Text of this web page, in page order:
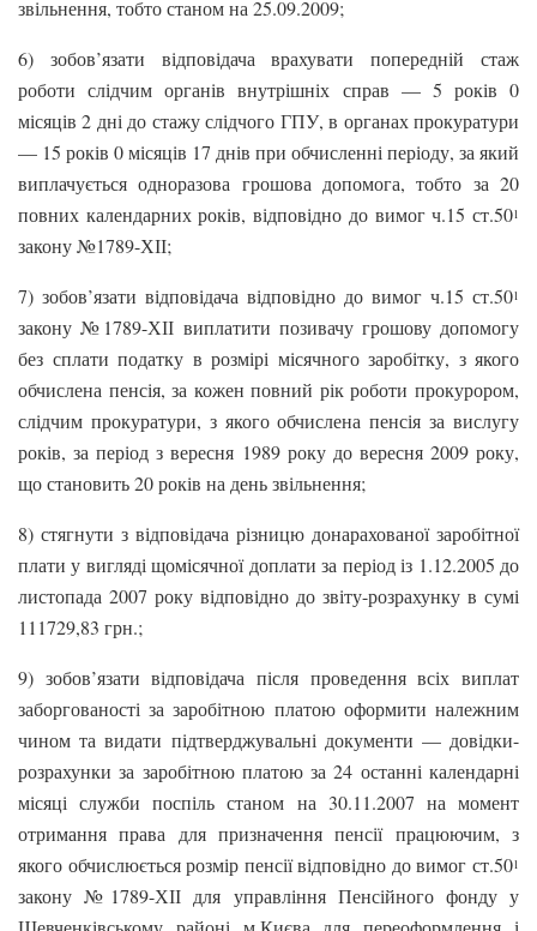
звільнення, тобто станом на 25.09.2009;
6) зобов’язати відповідача врахувати попередній стаж
роботи слідчим органів внутрішніх справ — 5 років 0
місяців 2 дні до стажу слідчого ГПУ, в органах прокуратури
— 15 років 0 місяців 17 днів при обчисленні періоду, за який
виплачується одноразова грошова допомога, тобто за 20
повних календарних років, відповідно до вимог ч.15 ст.501
закону №1789-ХІІ;
7) зобов’язати відповідача відповідно до вимог ч.15 ст.501
закону №1789-ХІІ виплатити позивачу грошову допомогу
без сплати податку в розмірі місячного заробітку, з якого
обчислена пенсія, за кожен повний рік роботи прокурором,
слідчим прокуратури, з якого обчислена пенсія за вислугу
років, за період з вересня 1989 року до вересня 2009 року,
що становить 20 років на день звільнення;
8) стягнути з відповідача різницю донарахованої заробітної
плати у вигляді щомісячної доплати за період із 1.12.2005 до
листопада 2007 року відповідно до звіту-розрахунку в сумі
111729,83 грн.;
9) зобов’язати відповідача після проведення всіх виплат
заборгованості за заробітною платою оформити належним
чином та видати підтверджувальні документи — довідки-
розрахунки за заробітною платою за 24 останні календарні
місяці служби поспіль станом на 30.11.2007 на момент
отримання права для призначення пенсії працюючим, з
якого обчислюється розмір пенсії відповідно до вимог ст.501
закону №1789-ХІІ для управління Пенсійного фонду у